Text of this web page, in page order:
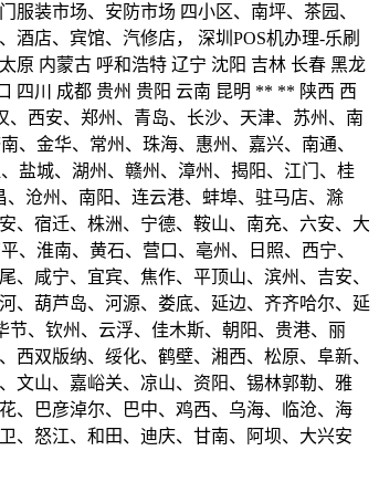
装市场、安防市场 四小区、南坪、茶园、
店、宾馆、汽修店， 深圳POS机办理-乐刷
原 内蒙古 呼和浩特 辽宁 沈阳 吉林 长春 黑龙
四川 成都 贵州 贵阳 云南 昆明 ** ** 陕西 西
西安、郑州、青岛、长沙、天津、苏州、南
、金华、常州、珠海、惠州、嘉兴、南通、
盐城、湖州、赣州、漳州、揭阳、江门、桂
沧州、南阳、连云港、蚌埠、驻马店、滁
、宿迁、株洲、宁德、鞍山、南充、六安、大
、淮南、黄石、营口、亳州、日照、西宁、
咸宁、宜宾、焦作、平顶山、滨州、吉安、
、葫芦岛、河源、娄底、延边、齐齐哈尔、延
、钦州、云浮、佳木斯、朝阳、贵港、丽
双版纳、绥化、鹤壁、湘西、松原、阜新、
文山、嘉峪关、凉山、资阳、锡林郭勒、雅
、巴彦淖尔、巴中、鸡西、乌海、临沧、海
、怒江、和田、迪庆、甘南、阿坝、大兴安